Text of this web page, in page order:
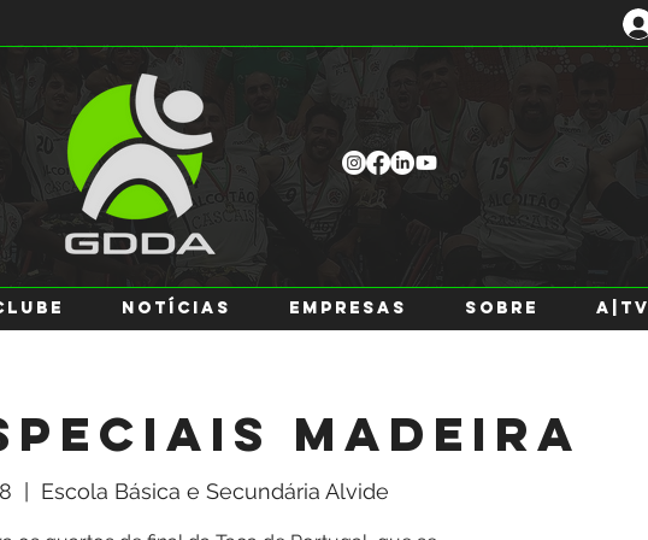
NOTÍCIAS EMPRESAS SOBRE A|TV
Madeira
Escola Básica e Secundária Alvide